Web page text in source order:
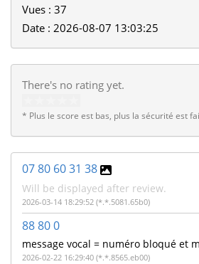
Vues : 37
Date : 2026-08-07 13:03:25
There's no rating yet.
* Plus le score est bas, plus la sécurité est
07 80 60 31 38
Will be displayed after review.
2026-03-14 18:29:52 (*.*.5081.65b0)
88 80 0
2026-02-22 16:29:40 (*.*.8565.eb00)